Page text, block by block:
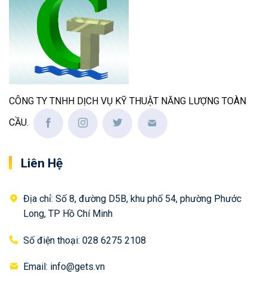
CÔNG TY TNHH DỊCH VỤ KỸ THUẬT NĂNG LƯỢNG TOÀN
CẦU.
Liên Hệ
Địa chỉ: Số 8, đường D5B, khu phố 54, phường Phước
Long, TP Hồ Chí Minh
Số điện thoại: 028 6275 2108
Email: info@gets.vn